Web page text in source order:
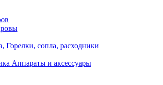
Горелки, сопла, расходники
Аппараты и аксессуары